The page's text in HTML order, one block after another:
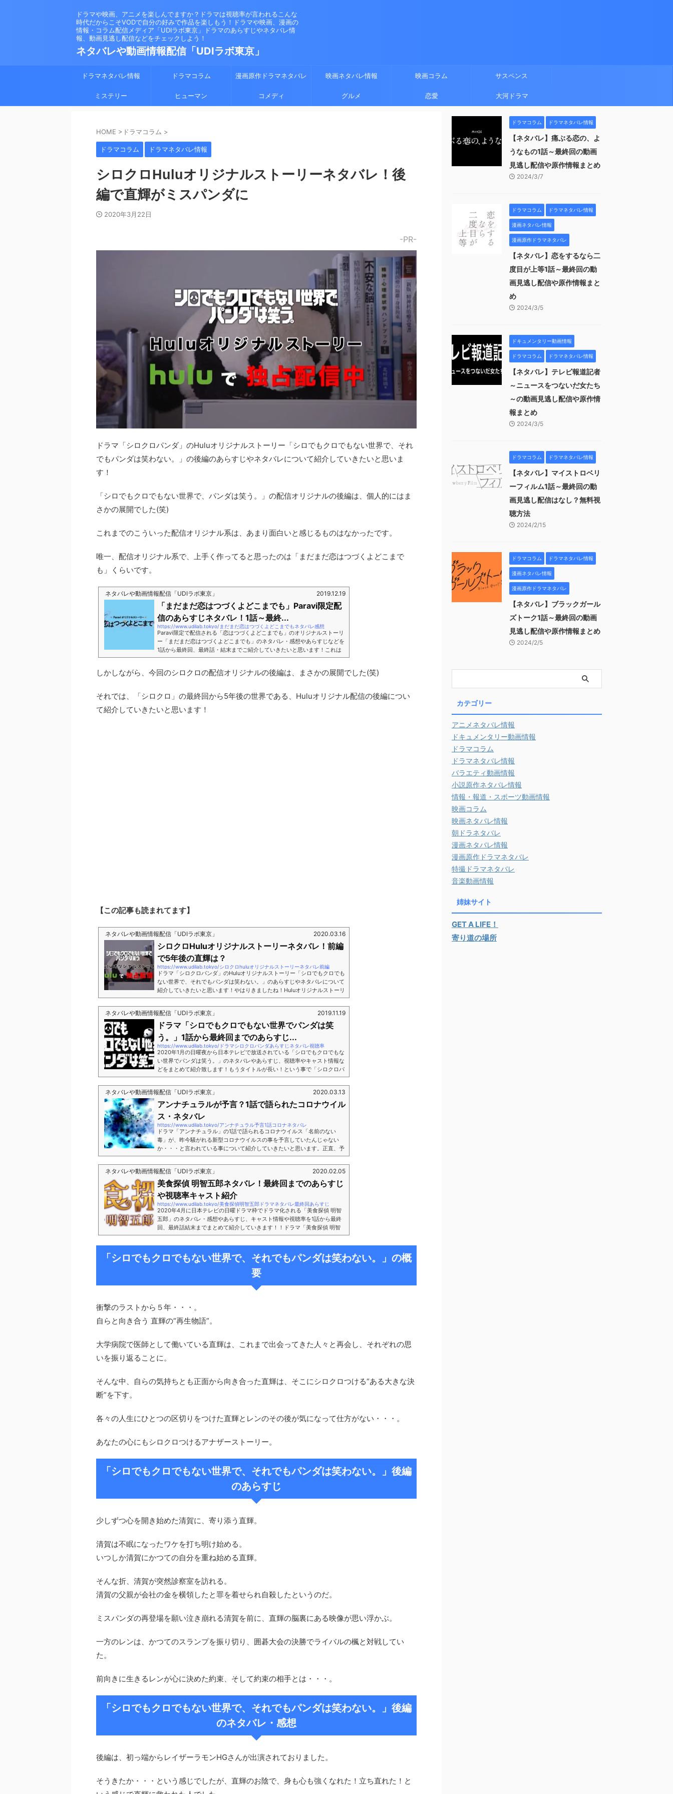
ドラマや映画、アニメを楽しんでますか？ドラマは視聴率が言われるこんな
時代だからこそVODで自分の好みで作品を楽しもう！ドラマや映画、漫画の
情報・コラム配信メディア「UDIラボ東京」ドラマのあらすじやネタバレ情
報、動画見逃し配信などをチェックしよう！
ネタバレや動画情報配信「UDIラボ東京」
ドラマネタバレ情報 ドラマコラム 漫画原作ドラマネタバレ 映画ネタバレ情報 映画コラム サスペンス
ミステリー ヒューマン コメディ グルメ 恋愛 大河ドラマ
HOME > ドラマコラム >
ドラマコラム ドラマネタバレ情報
シロクロHuluオリジナルストーリーネタバレ！後
編で直輝がミスパンダに
2020年3月22日
-PR-
ドラマ「シロクロパンダ」のHuluオリジナルストーリー「シロでもクロでもない世界で、それ
でもパンダは笑わない。」の後編のあらすじやネタバレについて紹介していきたいと思いま
す！
「シロでもクロでもない世界で、パンダは笑う。」の配信オリジナルの後編は、個人的にはま
さかの展開でした(笑)
これまでのこういった配信オリジナル系は、あまり面白いと感じるものはなかったです。
唯一、配信オリジナル系で、上手く作ってると思ったのは「まだまだ恋はつづくよどこまで
も」くらいです。
ネタバレや動画情報配信「UDIラボ東京」 2019.12.19
「まだまだ恋はつづくよどこまでも」Paravi限定配
信のあらすじネタバレ！1話～最終...
https://www.udilab.tokyo/まだまだ恋はつづくよどこまでもネタバレ感想
Paravi限定で配信される「恋はつづくよどこまでも」のオリジナルストーリ
ー「まだまだ恋はつづくよどこまでも」のネタバレ・感想やあらすじなどを
1話から最終回、最終話・結末までご紹介していきたいと思います！これは
もうパラビに登録していないと観れない動画なのですが、本編の主要キャス
ェインストーリーと違います。これまでのこういった限定配信だと、主要キ
出資しているからなのか...
しかしながら、今回のシロクロの配信オリジナルの後編は、まさかの展開でした(笑)
それでは、「シロクロ」の最終回から5年後の世界である、Huluオリジナル配信の後編につい
て紹介していきたいと思います！
【この記事も読まれてます】
ネタバレや動画情報配信「UDIラボ東京」 2020.03.16
シロクロHuluオリジナルストーリーネタバレ！前編
で5年後の直輝は？
https://www.udilab.tokyo/シロクロhuluオリジナルストーリーネタバレ前編
ドラマ「シロクロパンダ」のHuluオリジナルストーリー「シロでもクロでも
ない世界で、それでもパンダは笑わない。」のあらすじやネタバレについて
紹介していきたいと思います！やはりきましたね！Huluオリジナルストーリ
ー！もちろん今回のドラマ「シロでもクロでもない世界で、パンダは笑
う。」を配信するHuluだけでなく、今はParaviではTBSのドラマのオリジナ
ルストーリーを限定配信したりなど、テレビ局の子会社であったり、テレビ
局が出資して興された配信プラットフォームでは、テレビドラマのオリジナ
ルストーリーが配信されがち...
ネタバレや動画情報配信「UDIラボ東京」 2019.11.19
ドラマ「シロでもクロでもない世界でパンダは笑
う。」1話から最終回までのあらすじ...
https://www.udilab.tokyo/ドラマシロクロパンダあらすじネタバレ視聴率
2020年1月の日曜夜から日本テレビで放送されている「シロでもクロでもな
い世界でパンダは笑う。」のネタバレやあらすじ、視聴率やキャスト情報な
どをまとめて紹介致します！もうタイトルが長い！という事で「シロクロパ
ンダ」や、「シロクロ」と言われていますよね。私の中でこのドラマの最大
のポイントは、ミスパンダです。清野菜名さんが演じるミスパンダが何故が
大好きになってしまいました(笑)更にこのシロクロパンダ、主演で、飼育員
さんや、メンタリストとして横浜流星さんが登場致します。横浜流星さんと
言えば、2019年に2クー...
ネタバレや動画情報配信「UDIラボ東京」 2020.03.13
アンナチュラルが予言？1話で語られたコロナウイル
ス・ネタバレ
https://www.udilab.tokyo/アンナチュラル予言1話コロナネタバレ
ドラマ「アンナチュラル」の1話で語られるコロナウイルス「名前のない
毒」が、昨今騒がれる新型コロナウイルスの事を予言していたんじゃない
か・・・と言われている事について紹介していきたいと思います。正直、予
言もくそもなく、よぉ～く練られた脚本を元にした作品でしかないのです。
他にも何話か予言とか言われている話があるのか解りませんが、何故今回こ
の記事を書こうかと思ったかと言えば、それはTVerで2020年3月25日まで
「アンナチュラル」が観れるからです！もちろん全話がその日まで見れると
いうわけでなく、数話ごとに公...
ネタバレや動画情報配信「UDIラボ東京」 2020.02.05
美食探偵 明智五郎ネタバレ！最終回までのあらすじ
や視聴率キャスト紹介
https://www.udilab.tokyo/美食探偵明智五郎ドラマネタバレ最終回あらすじ
2020年4月に日本テレビの日曜ドラマ枠でドラマ化される「美食探偵 明智
五郎」のネタバレ・感想やあらすじ、キャスト情報や視聴率を1話から最終
回、最終話結末までまとめて紹介していきます！！ドラマ「美食探偵 明智
五郎」は東村アキコさんの同名漫画が原作となっています！主演は中村倫也
さんで、重要な役どころを小池栄子さんが演じるなど、楽しみなドラマでご
ざいます！それではこれから日曜ドラマ「美食探偵 明智五郎」について紹
介していきます！ (adsbygoogle = window.adsbygoogle || ).push({});ド
「シロでもクロでもない世界で、それでもパンダは笑わない。」の概
要
衝撃のラストから５年・・・。
自らと向き合う 直輝の“再生物語”。
大学病院で医師として働いている直輝は、これまで出会ってきた人々と再会し、それぞれの思
いを振り返ることに。
そんな中、自らの気持ちとも正面から向き合った直輝は、そこにシロクロつける“ある大きな決
断”を下す。
各々の人生にひとつの区切りをつけた直輝とレンのその後が気になって仕方がない・・・。
あなたの心にもシロクロつけるアナザーストーリー。
「シロでもクロでもない世界で、それでもパンダは笑わない。」後編
のあらすじ
少しずつ心を開き始めた清賀に、寄り添う直輝。
清賀は不眠になったワケを打ち明け始める。
いつしか清賀にかつての自分を重ね始める直輝。
そんな折、清賀が突然診察室を訪れる。
清賀の父親が会社の金を横領したと罪を着せられ自殺したというのだ。
ミスパンダの再登場を願い泣き崩れる清賀を前に、直輝の脳裏にある映像が思い浮かぶ。
一方のレンは、かつてのスランプを振り切り、囲碁大会の決勝でライバルの楓と対戦してい
た。
前向きに生きるレンが心に決めた約束、そして約束の相手とは・・・。
「シロでもクロでもない世界で、それでもパンダは笑わない。」後編
のネタバレ・感想
後編は、初っ端からレイザーラモンHGさんが出演されておりました。
そうきたか・・・という感じでしたが、直輝のお陰で、身も心も強くなれた！立ち直れた！と
ドラマコラム ドラマネタバレ情報
【ネタバレ】痛ぶる恋の、よ
うなもの1話～最終回の動画
見逃し配信や原作情報まとめ
2024/3/7
ドラマコラム ドラマネタバレ情報
漫画ネタバレ情報
漫画原作ドラマネタバレ
【ネタバレ】恋をするなら二
度目が上等1話～最終回の動
画見逃し配信や原作情報まと
め
2024/3/5
ドキュメンタリー動画情報
ドラマコラム ドラマネタバレ情報
【ネタバレ】テレビ報道記者
～ニュースをつないだ女たち
～の動画見逃し配信や原作情
報まとめ
2024/3/5
ドラマコラム ドラマネタバレ情報
【ネタバレ】マイストロベリ
ーフィルム1話～最終回の動
画見逃し配信はなし？無料視
聴方法
2024/2/15
ドラマコラム ドラマネタバレ情報
漫画ネタバレ情報
漫画原作ドラマネタバレ
【ネタバレ】ブラックガール
ズトーク1話～最終回の動画
見逃し配信や原作情報まとめ
2024/2/5
カテゴリー
アニメネタバレ情報
ドキュメンタリー動画情報
ドラマコラム
ドラマネタバレ情報
バラエティ動画情報
小説原作ネタバレ情報
情報・報道・スポーツ動画情報
映画コラム
映画ネタバレ情報
朝ドラネタバレ
漫画ネタバレ情報
漫画原作ドラマネタバレ
特撮ドラマネタバレ
音楽動画情報
姉妹サイト
GET A LIFE！
寄り道の場所